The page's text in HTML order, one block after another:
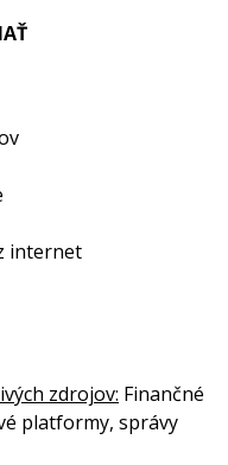
internet
zdrojov: Finančné
platformy, správy